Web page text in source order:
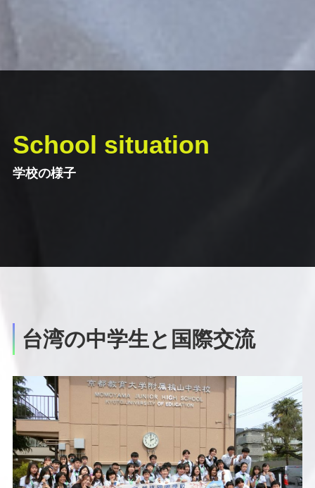
School situation
学校の様子
台湾の中学生と国際交流